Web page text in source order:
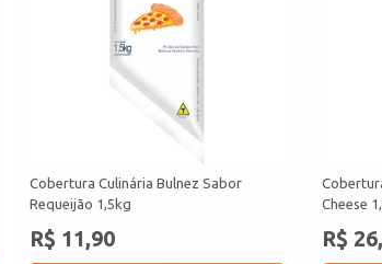
Cobertura Culinária Bulnez Sabor
Requeijão 1,5kg
R$ 11,90
Cheese
R$